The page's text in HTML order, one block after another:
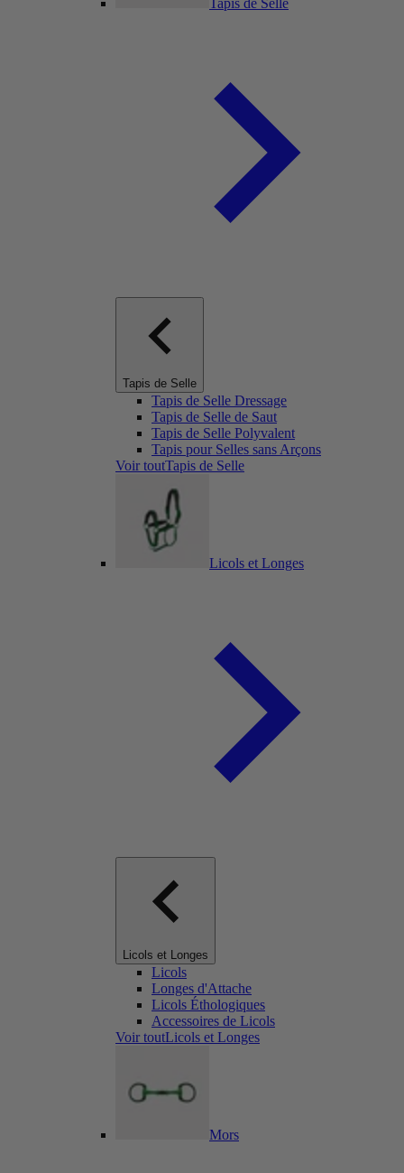
Tapis de Selle
Tapis de Selle Dressage
Tapis de Selle de Saut
Tapis de Selle Polyvalent
Tapis pour Selles sans Arçons
Voir toutTapis de Selle
Licols et Longes
Licols et Longes
Licols
Longes d'Attache
Licols Éthologiques
Accessoires de Licols
Voir toutLicols et Longes
Mors